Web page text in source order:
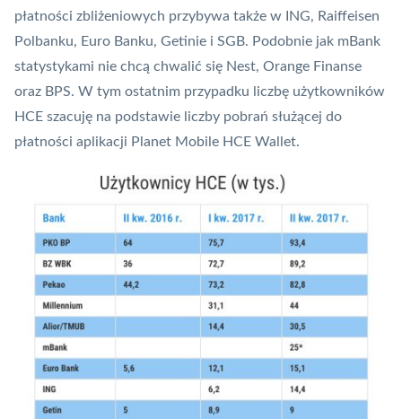
płatności zbliżeniowych przybywa także w ING, Raiffeisen
Polbanku, Euro Banku, Getinie i SGB. Podobnie jak mBank
statystykami nie chcą chwalić się Nest, Orange Finanse
oraz BPS. W tym ostatnim przypadku liczbę użytkowników
HCE szacuję na podstawie liczby pobrań służącej do
płatności aplikacji Planet Mobile HCE Wallet.